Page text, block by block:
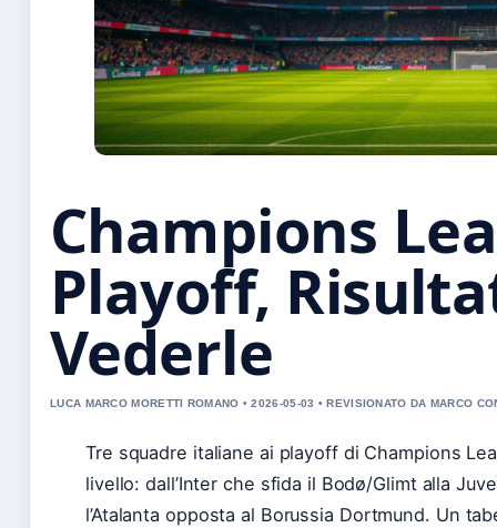
Champions
Playoff,
Vederle
LUCA MARCO MORETTI ROMANO • 2026-05-03 • REVISIONATO DA MARCO
Tre squadre italiane ai playoff di Champions
livello: dall’Inter che sfida il Bodø/Glimt alla
l’Atalanta opposta al Borussia Dortmund. Un